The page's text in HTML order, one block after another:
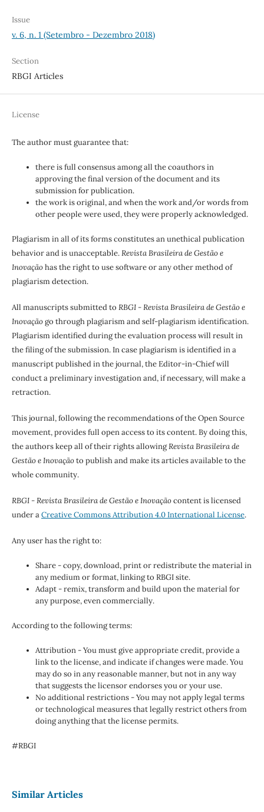
Issue
v. 6, n. 1 (Setembro - Dezembro 2018)
Section
RBGI Articles
License
The author must guarantee that:
there is full consensus among all the coauthors in
approving the final version of the document and its
submission for publication.
the work is original, and when the work and/or words from
other people were used, they were properly acknowledged.
Plagiarism in all of its forms constitutes an unethical publication
behavior and is unacceptable.Revista Brasileira de Gestão e
Inovaçãohas the right to use software or any other method of
plagiarism detection.
All manuscripts submitted to RBGI - Revista Brasileira de Gestão e
Inovaçãogo through plagiarism and self-plagiarism identification.
Plagiarism identified during the evaluation process will result in
the filing of the submission. In case plagiarism is identified in a
manuscript published in the journal, the Editor-in-Chief will
conduct a preliminary investigation and, if necessary, will make a
retraction.
This journal, following the recommendations of the Open Source
movement, provides full open access to its content. By doing this,
the authors keep all of their rights allowingRevista Brasileira de
Gestão e Inovaçãoto publish and make its articles available to the
whole community.
RBGI - Revista Brasileira de Gestão e Inovaçãocontent is licensed
under aCreative Commons Attribution 4.0 International License.
Any user has the right to:
Share - copy, download, print or redistribute the material in
any medium or format, linking to RBGI site.
Adapt - remix, transform and build upon the material for
any purpose, even commercially.
According to the following terms:
Attribution - You must give appropriate credit, provide a
link to the license, and indicate if changes were made. You
may do so in any reasonable manner, but not in any way
that suggests the licensor endorses you or your use.
No additional restrictions - You may not apply legal terms
or technological measures that legally restrict others from
doing anything that the license permits.
#RBGI
Similar Articles